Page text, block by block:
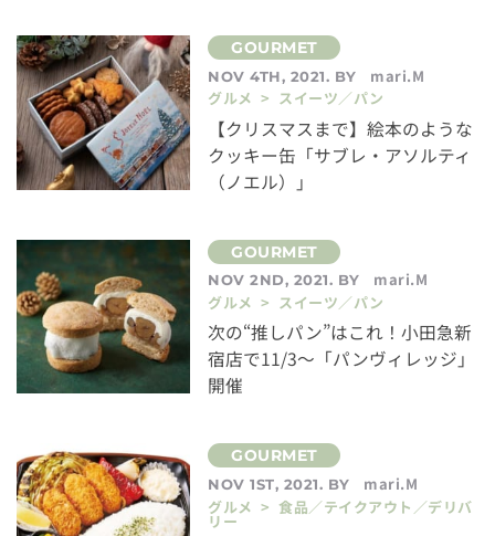
NOV 4TH, 2021. BY
mari.M
グルメ > スイーツ／パン
【クリスマスまで】絵本のような
クッキー缶「サブレ・アソルティ
（ノエル）」
NOV 2ND, 2021. BY
mari.M
グルメ > スイーツ／パン
次の“推しパン”はこれ！小田急新
宿店で11/3～「パンヴィレッジ」
開催
NOV 1ST, 2021. BY
mari.M
グルメ > 食品／テイクアウト／デリバ
リー